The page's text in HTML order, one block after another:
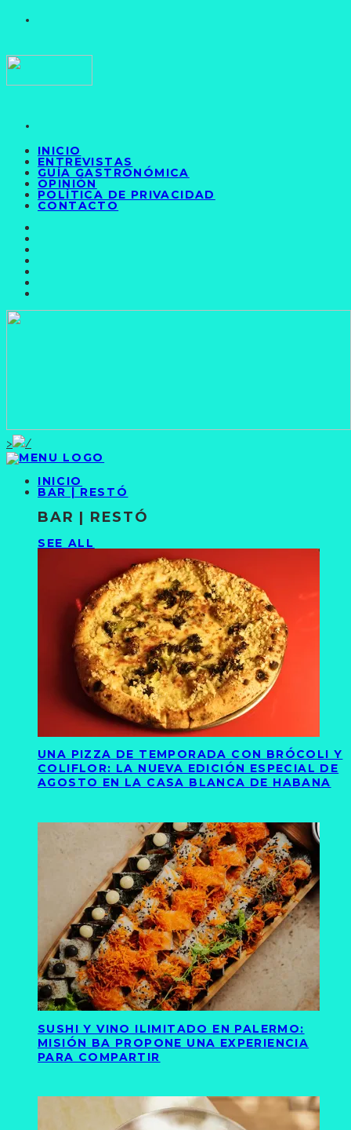
INICIO
ENTREVISTAS
GUÍA GASTRONÓMICA
OPINIÓN
POLÍTICA DE PRIVACIDAD
CONTACTO
>
INICIO
BAR | RESTÓ
BAR | RESTÓ
SEE ALL
UNA PIZZA DE TEMPORADA CON BRÓCOLI Y
COLIFLOR: LA NUEVA EDICIÓN ESPECIAL DE
AGOSTO EN LA CASA BLANCA DE HABANA
SUSHI Y VINO ILIMITADO EN PALERMO:
MISIÓN BA PROPONE UNA EXPERIENCIA
PARA COMPARTIR